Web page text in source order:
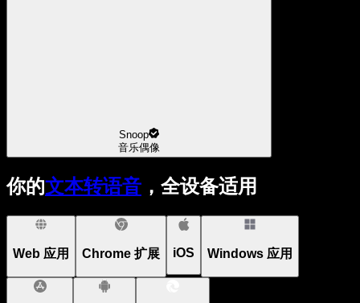
Snoop
音乐偶像
你的文本转语音 ，全设备适用
Web 应用 Chrome 扩展 iOS Windows 应用